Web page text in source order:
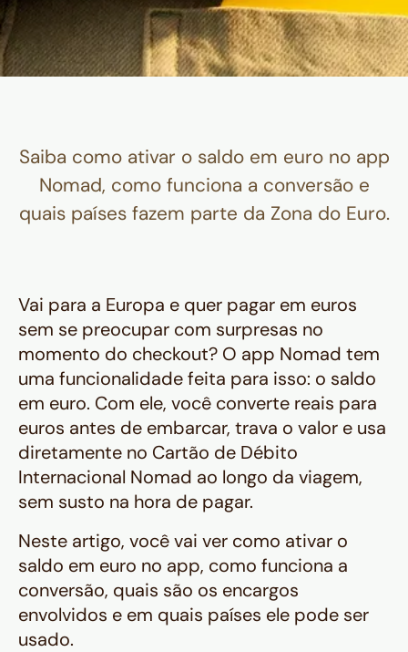
Saiba como ativar o saldo em euro no app
Nomad, como funciona a conversão e
quais países fazem parte da Zona do Euro.
Vai para a Europa e quer pagar em euros
sem se preocupar com surpresas no
momento do checkout? O app Nomad tem
uma funcionalidade feita para isso: o saldo
em euro. Com ele, você converte reais para
euros antes de embarcar, trava o valor e usa
diretamente no Cartão de Débito
Internacional Nomad ao longo da viagem,
sem susto na hora de pagar.
Neste artigo, você vai ver como ativar o
saldo em euro no app, como funciona a
conversão, quais são os encargos
envolvidos e em quais países ele pode ser
usado.